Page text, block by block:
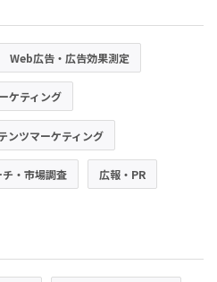
Web広告・広告効果測定
ケティング
ンツマーケティング
チ・市場調査 広報・PR